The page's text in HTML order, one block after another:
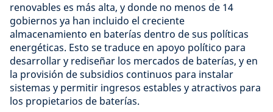
renovables es más alta, y donde no menos de 14
gobiernos ya han incluido el creciente
almacenamiento en baterías dentro de sus políticas
energéticas. Esto se traduce en apoyo político para
desarrollar y rediseñar los mercados de baterías, y en
la provisión de subsidios continuos para instalar
sistemas y permitir ingresos estables y atractivos para
los propietarios de baterías.